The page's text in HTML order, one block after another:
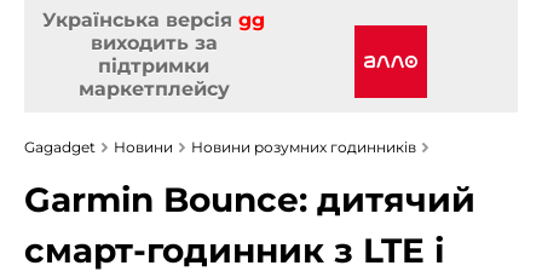
Українська версія gg
виходить за
підтримки
маркетплейсу
Gagadget Новини Новини розумних годинників
Garmin Bounce: дитячий
смарт-годинник з LTE і